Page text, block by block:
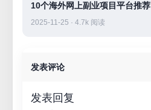
10个海外网上副业项目平台推荐
2025-11-25 · 4.7k 阅读
发表评论
发表回复